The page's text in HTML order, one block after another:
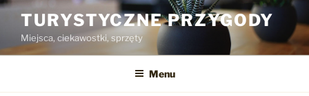
Przejdź
treści
TURYSTYCZNE PRZYGODY
Miejsca, ciekawostki, sprzęty
Menu